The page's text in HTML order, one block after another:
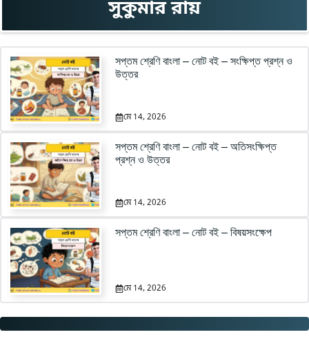
সুকুমার রায়
সপ্তম শ্রেণি বাংলা – নোট বই – সংক্ষিপ্ত প্রশ্ন ও
উত্তর
মে 14, 2026
সপ্তম শ্রেণি বাংলা – নোট বই – অতিসংক্ষিপ্ত
প্রশ্ন ও উত্তর
মে 14, 2026
সপ্তম শ্রেণি বাংলা – নোট বই – বিষয়সংক্ষেপ
মে 14, 2026